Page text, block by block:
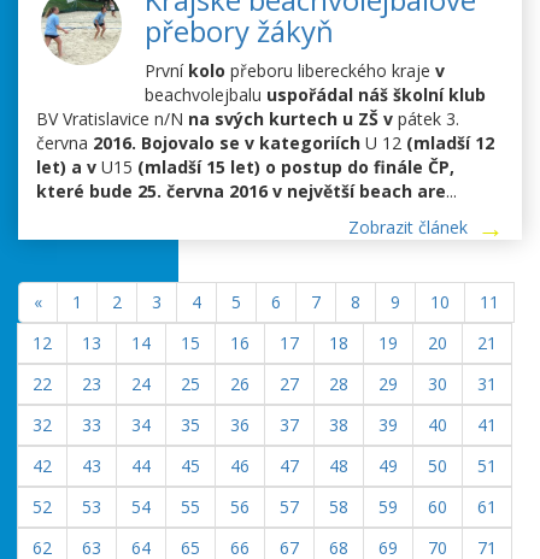
přebory žákyň
Prvníkolo přeboru libereckého kraje v
beachvolejbalu uspořádal náš školní klub
BV Vratislavice n/N na svých kurtech u ZŠ v pátek 3.
června 2016. Bojovalo se v kategoriích U 12 (mladší 12
let) a v U15 (mladší 15 let) o postup do finále ČP,
které bude 25. června 2016 v největší beach are...
Zobrazit článek
« 1 2 3 4 5 6 7 8 9 10
11
12
13 14 15 16 17 18 19 20
21
22
23 24 25 26 27 28 29 30
31
32
33 34 35 36 37 38 39 40
41
42
43 44 45 46 47 48 49 50
51
52
53 54 55 56 57 58 59 60
61
62
63 64 65 66 67 68 69 70 71